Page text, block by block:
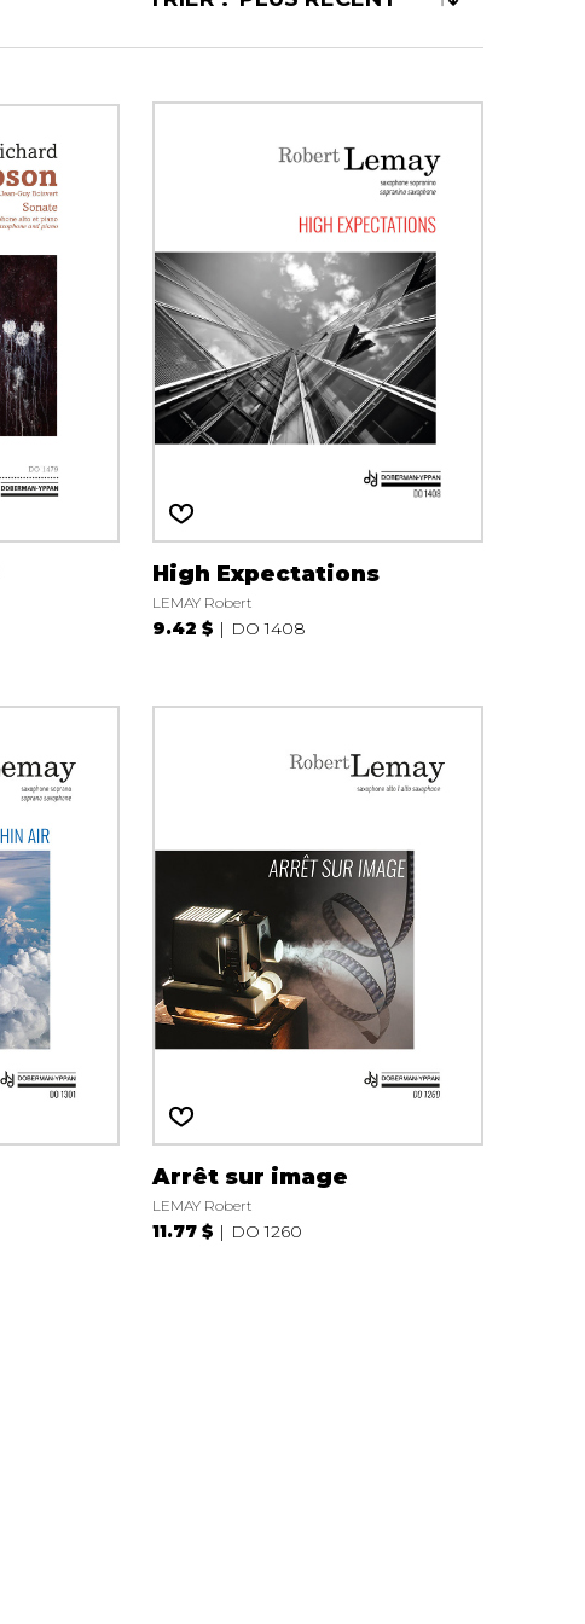
High Expectations
LEMAY Robert
9.42 $ DO 1408
Arrêt sur image
LEMAY Robert
11.77 $ DO 1260